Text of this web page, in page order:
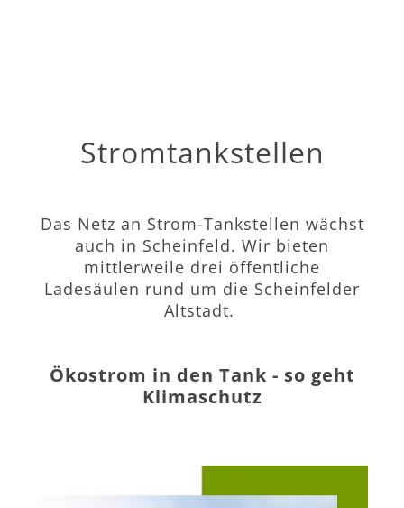
Stromtankstellen
Das Netz an Strom-Tankstellen wächst
auch in Scheinfeld. Wir bieten
mittlerweile drei öffentliche
Ladesäulen rund um die Scheinfelder
Altstadt.
Ökostrom in den Tank - so geht
Klimaschutz